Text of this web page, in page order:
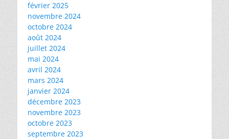
février 2025
novembre 2024
octobre 2024
août 2024
juillet 2024
mai 2024
avril 2024
mars 2024
janvier 2024
décembre 2023
novembre 2023
octobre 2023
septembre 2023